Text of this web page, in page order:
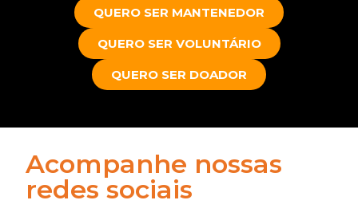
QUERO SER MANTENEDOR
QUERO SER VOLUNTÁRIO
QUERO SER DOADOR
Acompanhe nossas
redes sociais